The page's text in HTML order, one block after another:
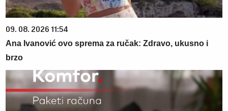
09. 08. 2026 11:54
Ana Ivanović ovo sprema za ručak: Zdravo, ukusno i
brzo